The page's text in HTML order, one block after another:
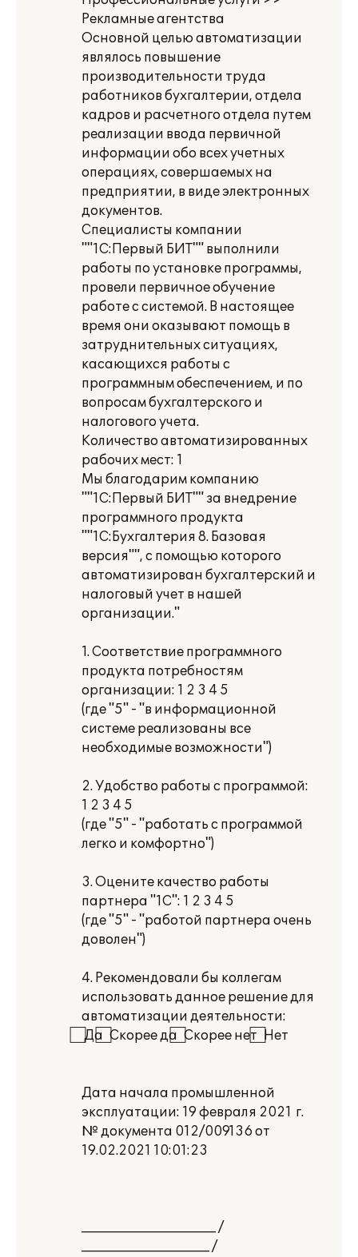
Рекламные агентства
Основной целью автоматизации
являлось повышение
производительности труда
работников бухгалтерии, отдела
кадров и расчетного отдела путем
реализации ввода первичной
информации обо всех учетных
операциях, совершаемых на
предприятии, в виде электронных
документов.
Специалисты компании
""1С:Первый БИТ"" выполнили
работы по установке программы,
провели первичное обучение
работе с системой. В настоящее
время они оказывают помощь в
затруднительных ситуациях,
касающихся работы с
программным обеспечением, и по
вопросам бухгалтерского и
налогового учета.
Количество автоматизированных
рабочих мест: 1
Мы благодарим компанию
""1С:Первый БИТ"" за внедрение
программного продукта
""1С:Бухгалтерия 8. Базовая
версия"", с помощью которого
автоматизирован бухгалтерский и
налоговый учет в нашей
организации."
1. Соответствие программного
продукта потребностям
организации: 1 2 3 4 5
(где "5" - "в информационной
системе реализованы все
необходимые возможности")
2. Удобство работы с программой:
1 2 3 4 5
(где "5" - "работать с программой
легко и комфортно")
3. Оцените качество работы
партнера "1С": 1 2 3 4 5
(где "5" - "работой партнера очень
доволен")
4. Рекомендовали бы коллегам
использовать данное решение для
автоматизации деятельности:
⃞ Да ⃞ Скорее да ⃞ Скорее нет ⃞ Нет
Дата начала промышленной
эксплуатации: 19 февраля 2021 г.
№ документа 012/009136 от
19.02.2021 10:01:23
_____________________ /
____________________ /